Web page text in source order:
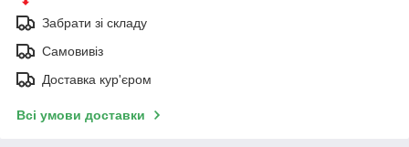
Забрати зі складу
Самовивіз
Доставка кур'єром
Всі умови доставки